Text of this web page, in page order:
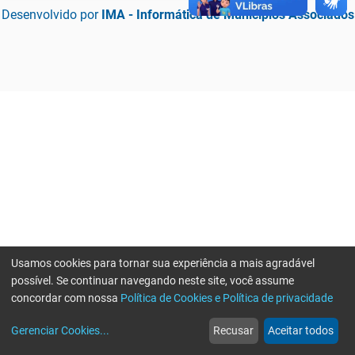
Desenvolvido por IMA - Informática de Municípios Associados
web
Notícias
more_horiz
Mais
Usamos cookies para tornar sua experiência a mais agradável
possível. Se continuar navegando neste site, você assume
concordar com nossa Política de Cookies e Política de privacidade
Gerenciar Cookies... Recusar Aceitar todos
Erro ao enviar informações, por favor tente novamente